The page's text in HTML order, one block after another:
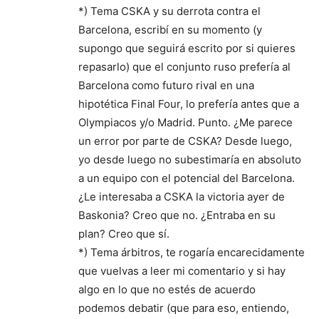
*) Tema CSKA y su derrota contra el
Barcelona, escribí en su momento (y
supongo que seguirá escrito por si quieres
repasarlo) que el conjunto ruso prefería al
Barcelona como futuro rival en una
hipotética Final Four, lo prefería antes que a
Olympiacos y/o Madrid. Punto. ¿Me parece
un error por parte de CSKA? Desde luego,
yo desde luego no subestimaría en absoluto
a un equipo con el potencial del Barcelona.
¿Le interesaba a CSKA la victoria ayer de
Baskonia? Creo que no. ¿Entraba en su
plan? Creo que sí.
*) Tema árbitros, te rogaría encarecidamente
que vuelvas a leer mi comentario y si hay
algo en lo que no estés de acuerdo
podemos debatir (que para eso, entiendo,